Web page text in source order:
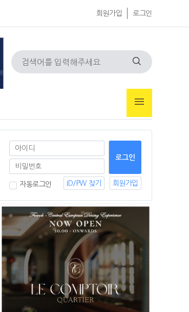
회원가입 로그인
자동로그인 ID/PW 찾기 회원가입